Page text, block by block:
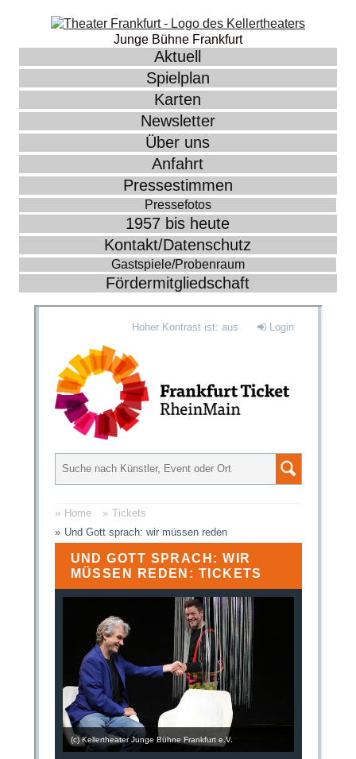
Junge Bühne Frankfurt
Aktuell
Spielplan
Karten
Newsletter
Über uns
Anfahrt
Pressestimmen
Pressefotos
1957 bis heute
Kontakt/Datenschutz
Gastspiele/Probenraum
Fördermitgliedschaft